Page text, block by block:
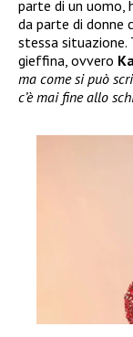
parte di un uomo,
da parte di donne
stessa situazione.
gieffina, ovvero
ma come si può
c’è mai fine allo